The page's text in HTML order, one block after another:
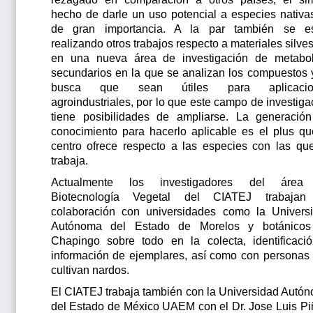
hecho de darle un uso potencial a especies
de gran importancia. A la par también se
realizando otros trabajos respecto a materiales
en una nueva área de investigación de
secundarios en la que se analizan los compuestos
busca que sean útiles para
agroindustriales, por lo que este campo de
tiene posibilidades de ampliarse. La
conocimiento para hacerlo aplicable es el plus
centro ofrece respecto a las especies con las
trabaja.
Actualmente los investigadores del
Biotecnología Vegetal del CIATEJ
colaboración con universidades como la
Autónoma del Estado de Morelos y
Chapingo sobre todo en la colecta,
información de ejemplares, así como con personas
cultivan nardos.
El CIATEJ trabaja también con la Universidad
del Estado de México UAEM con el Dr. Jose Luis